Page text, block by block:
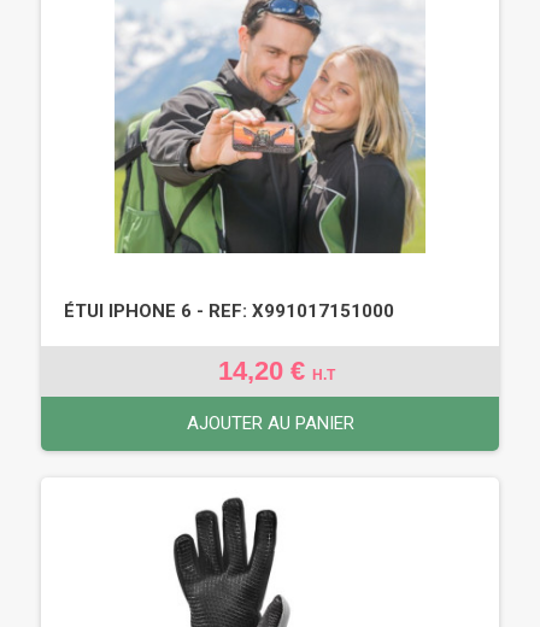
ÉTUI IPHONE 6 - REF: X991017151000
14,20 € H.T
AJOUTER AU PANIER